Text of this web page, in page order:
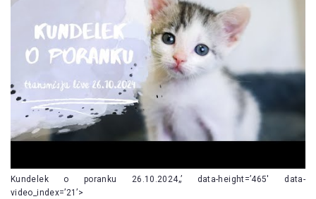
Kundelek o poranku 26.10.2024„’ data-height=’465′ data-
video_index=’21’>